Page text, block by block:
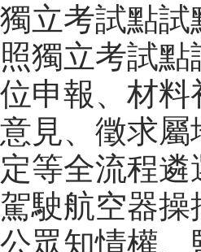
獨立考試點
照獨立考試
位申報、材
意見、徵求
定等全流程
駕駛航空器
公眾知情權